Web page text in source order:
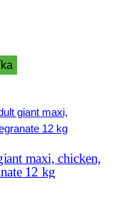
maxi, chicken,
12 kg